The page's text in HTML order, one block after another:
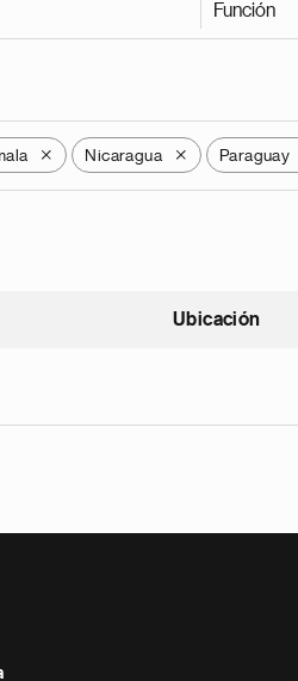
Función
X Nicaragua X Paraguay
Ubicación